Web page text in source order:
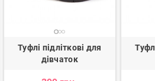
Туфлі підліткові для
дівчаток